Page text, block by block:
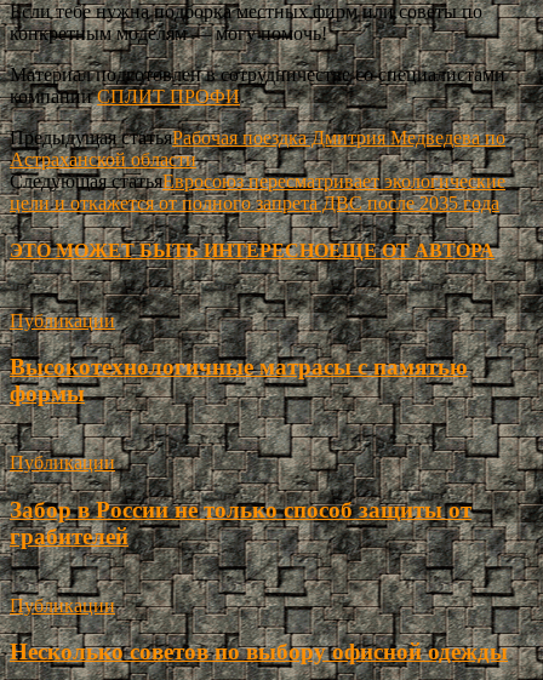
Если тебе нужна подборка местных фирм или советы по
конкретным моделям — могу помочь!
Материал подготовлен в сотрудничестве со специалистами
компанииСПЛИТ ПРОФИ.
Предыдущая статьяРабочая поездка Дмитрия Медведева по
Астраханской области
Следующая статьяЕвросоюз пересматривает экологические
цели и откажется от полного запрета ДВС после 2035 года
ЭТО МОЖЕТ БЫТЬ ИНТЕРЕСНОЕЩЕ ОТ АВТОРА
Публикации
Высокотехнологичные матрасы с памятью
формы
Публикации
Забор в России не только способ защиты от
грабителей
Публикации
Несколько советов по выбору офисной одежды